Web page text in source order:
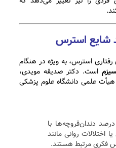
شایع استرس
استرس، به ویژه در هنگام
است. دکتر صدیقه مویدی،
علمی دانشگاه علوم پزشکی
حدود ۷۰ تا ۹۰ درصد دندان‌قروچه‌ها با
اختلالات روانی مانند
فکری مرتبط هستند.